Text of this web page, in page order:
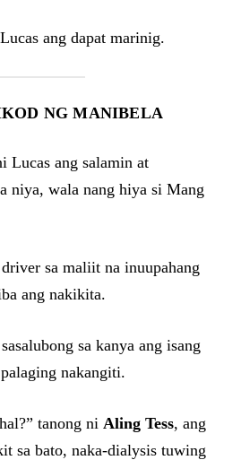
ang dapat marinig.
NG MANIBELA
Lucas ang salamin at
niya, wala nang hiya si Mang
sa maliit na inuupahang
ang nakikita.
sa kanya ang isang
nakangiti.
tanong ni Aling Tess, ang
sa bato, naka-dialysis tuwing